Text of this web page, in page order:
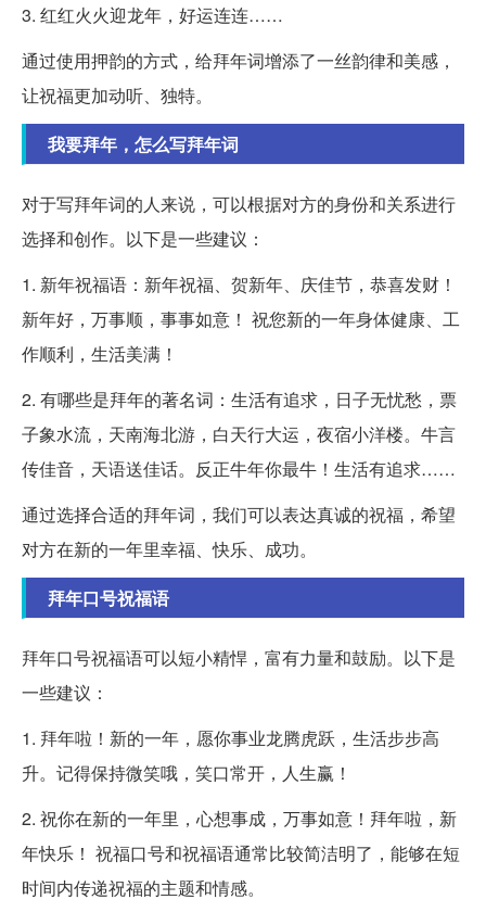
3. 红红火火迎龙年，好运连连……
通过使用押韵的方式，给拜年词增添了一丝韵律和美感，
让祝福更加动听、独特。
我要拜年，怎么写拜年词
对于写拜年词的人来说，可以根据对方的身份和关系进行
选择和创作。以下是一些建议：
1. 新年祝福语：新年祝福、贺新年、庆佳节，恭喜发财！
新年好，万事顺，事事如意！ 祝您新的一年身体健康、工
作顺利，生活美满！
2. 有哪些是拜年的著名词：生活有追求，日子无忧愁，票
子象水流，天南海北游，白天行大运，夜宿小洋楼。牛言
传佳音，天语送佳话。反正牛年你最牛！生活有追求……
通过选择合适的拜年词，我们可以表达真诚的祝福，希望
对方在新的一年里幸福、快乐、成功。
拜年口号祝福语
拜年口号祝福语可以短小精悍，富有力量和鼓励。以下是
一些建议：
1. 拜年啦！新的一年，愿你事业龙腾虎跃，生活步步高
升。记得保持微笑哦，笑口常开，人生赢！
2. 祝你在新的一年里，心想事成，万事如意！拜年啦，新
年快乐！ 祝福口号和祝福语通常比较简洁明了，能够在短
时间内传递祝福的主题和情感。